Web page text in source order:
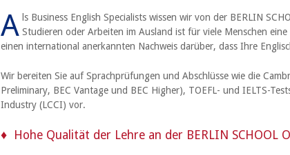
A ls Business English Specialists wissen wir von der BERLIN
Studieren oder Arbeiten im Ausland ist für viele Menschen
einen international anerkannten Nachweis darüber, dass Ihre
Wir bereiten Sie auf Sprachprüfungen und Abschlüsse wie die
Preliminary, BEC Vantage und BEC Higher), TOEFL- und IELTS-
Industry (LCCI) vor.
Hohe Qualität der Lehre an der BERLIN SCHOOL